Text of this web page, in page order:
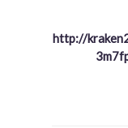
http://